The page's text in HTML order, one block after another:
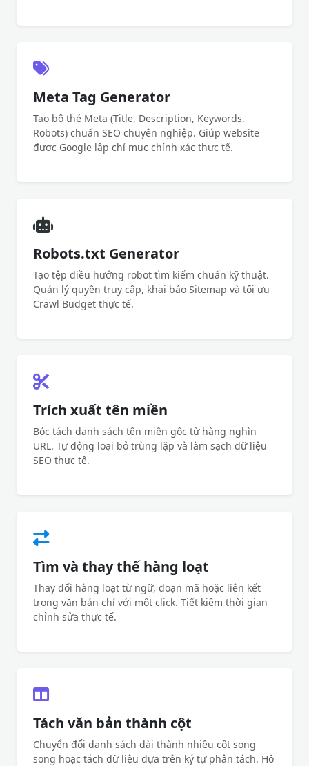
Meta Tag Generator
Tạo bộ thẻ Meta (Title, Description, Keywords,
Robots) chuẩn SEO chuyên nghiệp. Giúp website
được Google lập chỉ mục chính xác thực tế.
Robots.txt Generator
Tạo tệp điều hướng robot tìm kiếm chuẩn kỹ thuật.
Quản lý quyền truy cập, khai báo Sitemap và tối ưu
Crawl Budget thực tế.
Trích xuất tên miền
Bóc tách danh sách tên miền gốc từ hàng nghìn
URL. Tự động loại bỏ trùng lặp và làm sạch dữ liệu
SEO thực tế.
Tìm và thay thế hàng loạt
Thay đổi hàng loạt từ ngữ, đoạn mã hoặc liên kết
trong văn bản chỉ với một click. Tiết kiệm thời gian
chỉnh sửa thực tế.
Tách văn bản thành cột
Chuyển đổi danh sách dài thành nhiều cột song
song hoặc tách dữ liệu dựa trên ký tự phân tách. Hỗ